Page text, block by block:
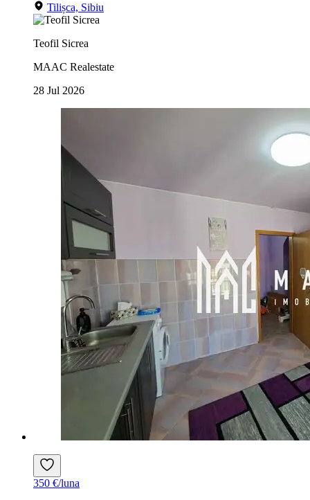
Tilișca, Sibiu
Teofil Sicrea
MAAC Realestate
28 Jul 2026
350 €/luna